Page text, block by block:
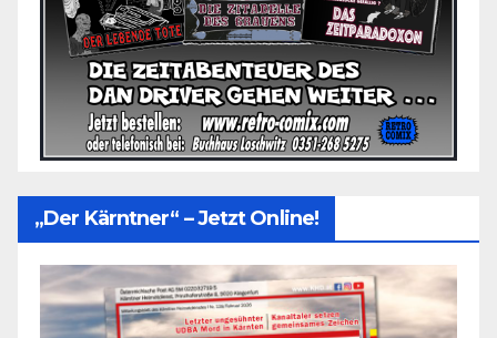
„Der Kärntner“ – Jetzt Online!